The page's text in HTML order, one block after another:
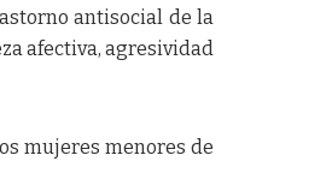
antisocial de la
afectiva, agresividad
mujeres menores de